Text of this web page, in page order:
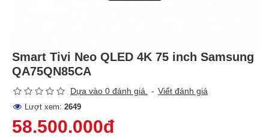
Smart Tivi Neo QLED 4K 75 inch Samsung
QA75QN85CA
Dựa vào 0 đánh giá. - Viết đánh giá
Lượt xem: 2649
58.500.000đ